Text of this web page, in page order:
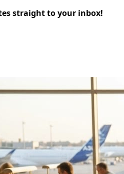
straight to your inbox!